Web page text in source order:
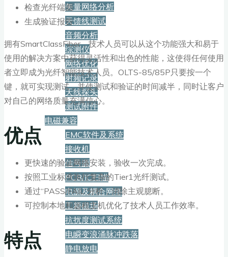
矢量网络分析
天馈线测试
音频分析
综测仪
网络优化
射频记录
天线探头
测试附件
电磁兼容
EMC软件及系统
接收机
信号源
PCB/IC扫描
电源及耦合网络
工频磁场
抗扰度测试系统
电瞬变浪涌脉冲跌落
静电放电
检查光纤端面
生成验证报告
拥有SmartClassFiber，技术人员可以从这个功能强大和易于
使用的解决方案中获得灵活性和出色的性能，这使得任何使用
者立即成为光纤智能技术人员。OLTS-85/85P只要按一个
键，就可实现测试，并使测试和验证的时间减半，同时让客户
对自己的网络质量充满信心。
优点
更快速的验证网络安装，验收一次完成。
按照工业标准执行复杂的Tier1光纤测试。
通过“PASS/FAIL”分析，消除主观臆断。
可控制本地和远程主机优化了技术人员工作效率。
特点